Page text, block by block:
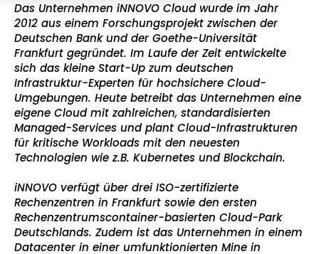
Das Unternehmen iNNOVO Cloud wurde im Jahr
2012 aus einem Forschungsprojekt zwischen der
Deutschen Bank und der Goethe-Universität
Frankfurt gegründet. Im Laufe der Zeit entwickelte
sich das kleine Start-Up zum deutschen
Infrastruktur-Experten für hochsichere Cloud-
Umgebungen. Heute betreibt das Unternehmen eine
eigene Cloud mit zahlreichen, standardisierten
Managed-Services und plant Cloud-Infrastrukturen
für kritische Workloads mit den neuesten
Technologien wie z.B. Kubernetes und Blockchain.
iNNOVO verfügt über drei ISO-zertifizierte
Rechenzentren in Frankfurt sowie den ersten
Rechenzentrumscontainer-basierten Cloud-Park
Deutschlands. Zudem ist das Unternehmen in einem
Datacenter in einer umfunktionierten Mine in